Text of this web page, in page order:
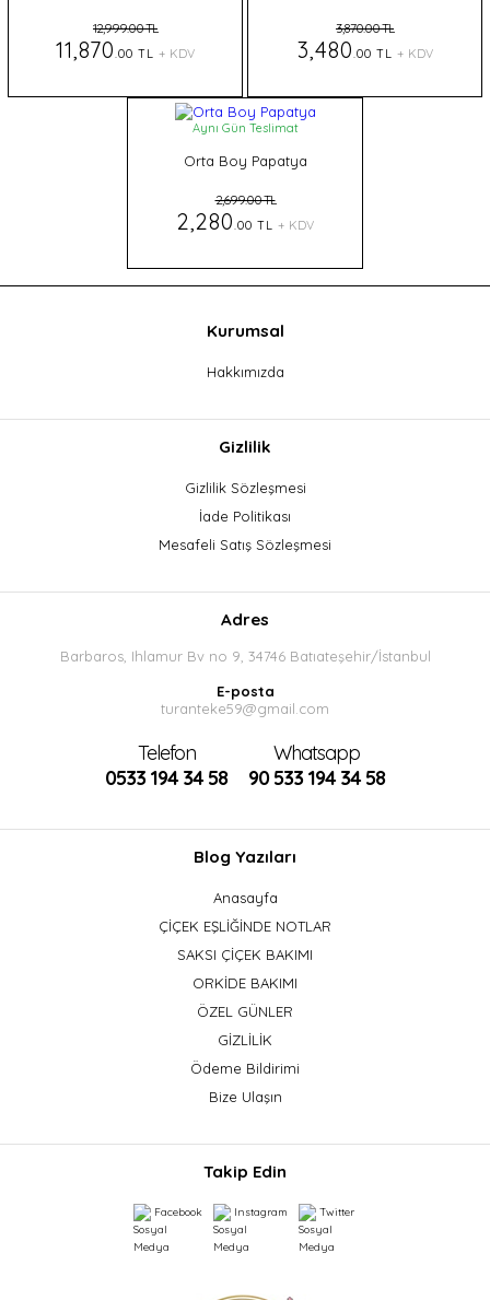
12,999.00 TL
11,870.00 TL + KDV
3,870.00 TL
3,480.00 TL + KDV
Aynı Gün Teslimat
Orta Boy Papatya
2,699.00 TL
2,280.00 TL + KDV
Kurumsal
Hakkımızda
Gizlilik
Gizlilik Sözleşmesi
İade Politikası
Mesafeli Satış Sözleşmesi
Adres
Barbaros, Ihlamur Bv no 9, 34746 Batıateşehir/İstanbul
E-posta
turanteke59@gmail.com
Telefon
0533 194 34 58
Whatsapp
90 533 194 34 58
Blog Yazıları
Anasayfa
ÇİÇEK EŞLİĞİNDE NOTLAR
SAKSI ÇİÇEK BAKIMI
ORKİDE BAKIMI
ÖZEL GÜNLER
GİZLİLİK
Ödeme Bildirimi
Bize Ulaşın
Takip Edin
Facebook Instagram Twitter